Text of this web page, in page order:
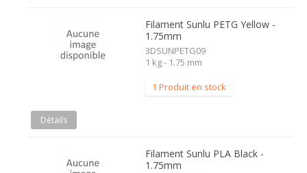
Filament Sunlu PETG Yellow -
1.75mm
3DSUNPETG09
1 kg - 1.75 mm
1 Produit en stock
Détails
Filament Sunlu PLA Black -
1.75mm